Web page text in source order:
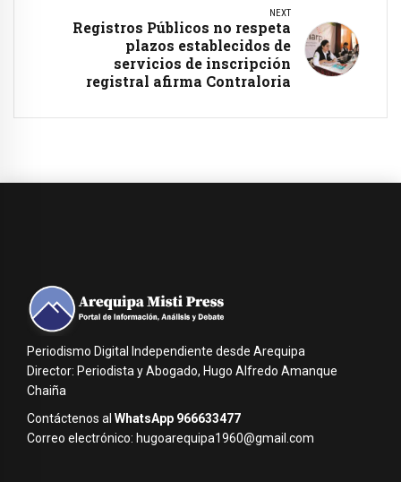
NEXT
Registros Públicos no respeta
plazos establecidos de
servicios de inscripción
registral afirma Contraloria
Periodismo Digital Independiente desde Arequipa
Director: Periodista y Abogado, Hugo Alfredo Amanque
Chaiña
Contáctenos al WhatsApp 966633477
Correo electrónico: hugoarequipa1960@gmail.com